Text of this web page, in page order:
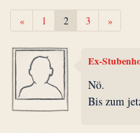
«Zurück1 2 3 »Weiter
Ex-
Nö.
Bis zum